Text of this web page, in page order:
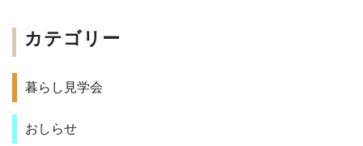
カテゴリー
暮らし見学会
おしらせ